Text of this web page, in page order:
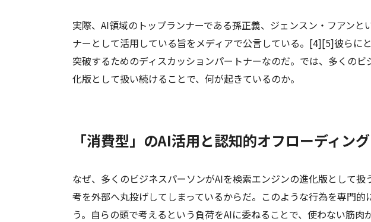
実際、AI領域のトップランナーである孫正義、ジェンスン・フアンと
ナーとして活用している旨をメディアで公言している。[4][5]彼らに
突破するためのディスカッションパートナーなのだ。では、多くの
化版として扱い続けることで、何が起きているのか。
「消費型」のAI活用と認知的オフローディング
なぜ、多くのビジネスパーソンがAIを検索エンジンの進化版として
考を外部へ丸投げしてしまっているからだ。このような行為を専門
う。自らの頭で考えるという負荷をAIに委ねることで、使わない筋